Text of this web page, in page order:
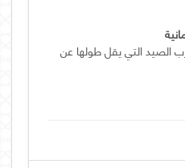
الصيد التي يقل طولها عن